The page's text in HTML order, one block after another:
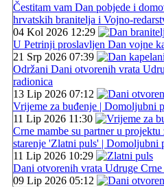
Čestitam vam Dan pobjede i
hrvatskih branitelja i Vojno-
04 Kol 2026 12:29
U Petrinji proslavljen Dan vojne
21 Srp 2026 07:39
Održani Dani otvorenih vrata
radionica
13 Lip 2026 07:12
Vrijeme za buđenje | Domoljubni
11 Lip 2026 11:30
Crne mambe su partner u
starenje 'Zlatni puls' | Domoljubni
11 Lip 2026 10:29
Dani otvorenih vrata Udruge
09 Lip 2026 05:12